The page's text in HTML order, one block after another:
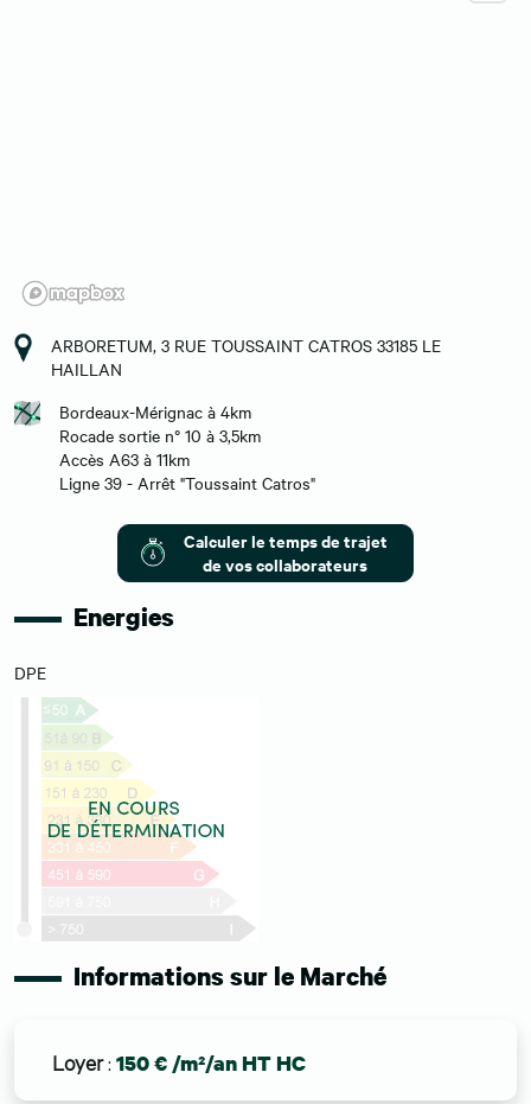
ARBORETUM, 3 RUE TOUSSAINT CATROS 33185 LE
HAILLAN
Bordeaux-Mérignac à 4km
Rocade sortie n° 10 à 3,5km
Accès A63 à 11km
Ligne 39 - Arrêt "Toussaint Catros"
Calculer le temps de trajet
de vos collaborateurs
Energies
DPE
Informations sur le Marché
Loyer: 150 € /m²/an HT HC